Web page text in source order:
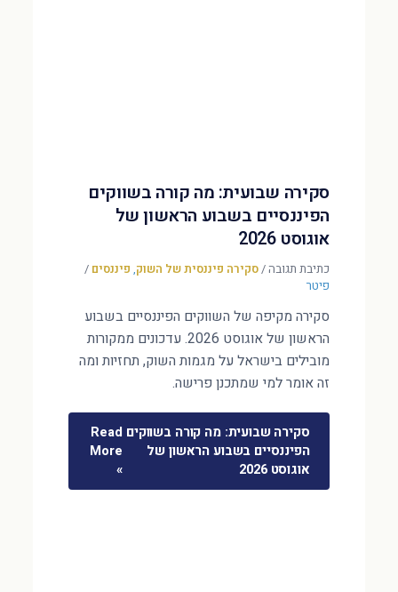
סקירה שבועית: מה קורה בשווקים
הפיננסיים בשבוע הראשון של
אוגוסט 2026
כתיבת תגובה/סקירה פיננסית של השוק, פיננסים /
פיטר
סקירה מקיפה של השווקים הפיננסיים בשבוע
הראשון של אוגוסט 2026. עדכונים ממקורות
מובילים בישראל על מגמות השוק, תחזיות ומה
זה אומר למי שמתכנן פרישה.
סקירה שבועית: מה קורה בשווקים
הפיננסיים בשבוע הראשון של
אוגוסט 2026
Read
More
»